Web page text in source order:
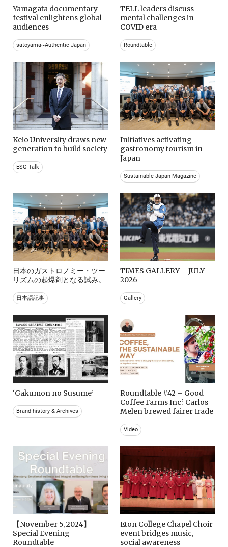
Yamagata documentary
festival enlightens global
audiences
satoyama~Authentic Japan
TELL leaders discuss
mental challenges in
COVID era
Roundtable
Keio University draws new
generation to build society
ESG Talk
Initiatives activating
gastronomy tourism in
Japan
Sustainable Japan Magazine
日本のガストロノミー・ツー
リズムの起爆剤となる試み。
日本語記事
TIMES GALLERY – JULY
2026
Gallery
‘Gakumon no Susume’
Brand history & Archives
Roundtable #42 – Good
Coffee Farms Inc.’ Carlos
Melen brewed fairer trade
Video
【November 5, 2024】
Special Evening
Roundtable
Eton College Chapel Choir
event bridges music,
social awareness